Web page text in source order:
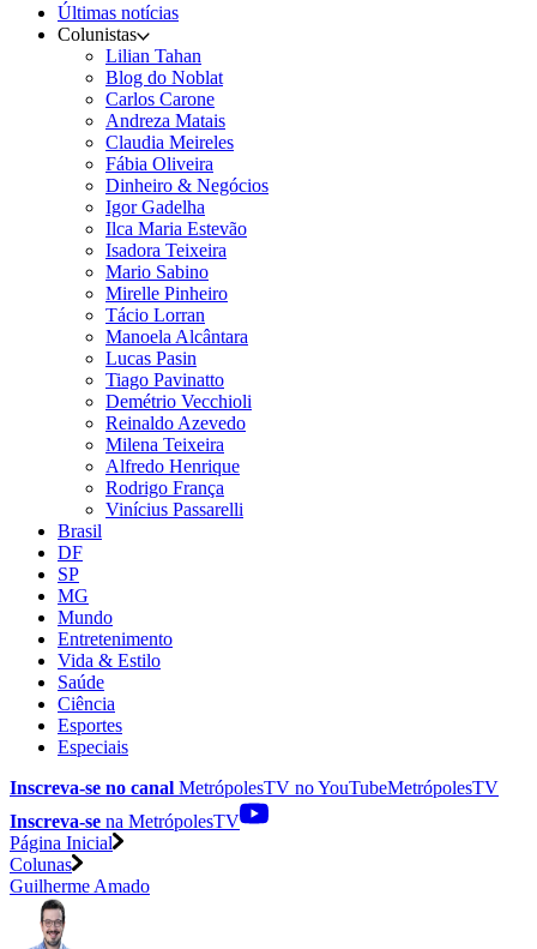
Últimas notícias
Colunistas
Lilian Tahan
Blog do Noblat
Carlos Carone
Andreza Matais
Claudia Meireles
Fábia Oliveira
Dinheiro & Negócios
Igor Gadelha
Ilca Maria Estevão
Isadora Teixeira
Mario Sabino
Mirelle Pinheiro
Tácio Lorran
Manoela Alcântara
Lucas Pasin
Tiago Pavinatto
Demétrio Vecchioli
Reinaldo Azevedo
Milena Teixeira
Alfredo Henrique
Rodrigo França
Vinícius Passarelli
Brasil
DF
SP
MG
Mundo
Entretenimento
Vida & Estilo
Saúde
Ciência
Esportes
Especiais
Inscreva-se no canal MetrópolesTV noYouTubeMetrópolesTV
Inscreva-se na MetrópolesTV
Página Inicial
Colunas
Guilherme Amado